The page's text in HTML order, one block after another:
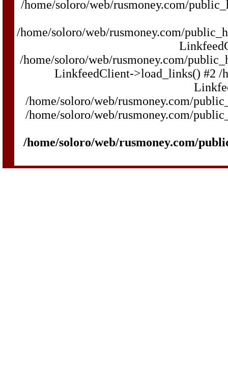
/home/soloro/web/rusmoney.com/
/home/soloro/web/rusmoney.com/
/home/soloro/web/rusmoney.com/
LinkfeedClient->load_links() #2 /
/home/soloro/web/rusmoney.com/
/home/soloro/web/rusmoney.com/
/home/soloro/web/rusmoney.com/